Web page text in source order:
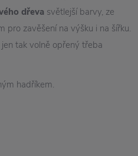
dřeva světlejší barvy, ze
pro zavěšení na výšku i na šířku.
tak volně opřený třeba
hadříkem.